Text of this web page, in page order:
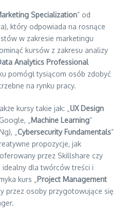
Specialization” od
który odpowiada na rosnące
w zakresie marketingu
kursów z zakresu analizy
Analytics Professional
pomógł tysiącom osób zdobyć
na rynku pracy.
kursy takie jak: „ UX Design
„ Machine Learning”
„ Cybersecurity Fundamentals”
propozycje, jak
oferowany przez Skillshare czy
idealny dla twórców treści i
kurs „ Project Management
przez osoby przygotowujące się